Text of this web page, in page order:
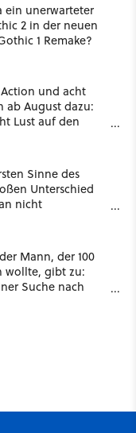
ein unerwarteter
2 in der neuen
1 Remake?
und acht
ab August dazu:
Lust auf den
Sinne des
Unterschied
nicht
ihr unterwegs?
Mann, der 100
wollte, gibt zu:
Suche nach